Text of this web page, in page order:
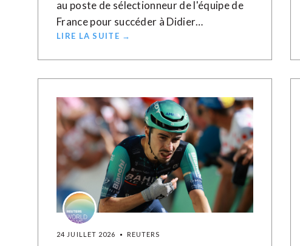
au poste de sélectionneur de l'équipe de
France pour succéder à Didier…
LIRE LA SUITE →
24 JUILLET 2026 REUTERS